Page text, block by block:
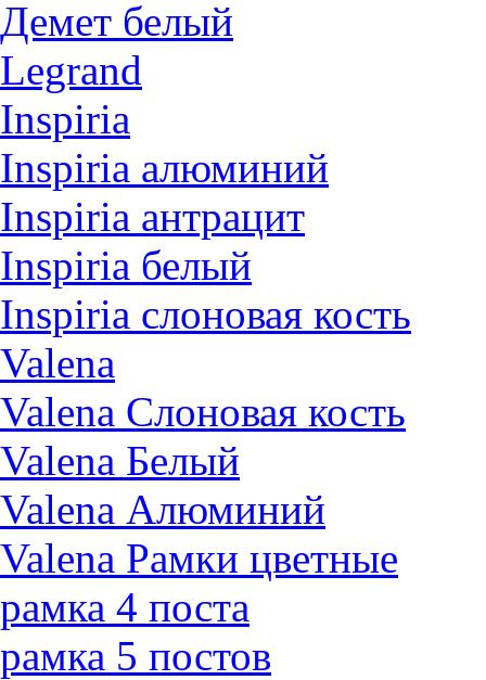
Демет белый
Legrand
Inspiria
Inspiria алюминий
Inspiria антрацит
Inspiria белый
Inspiria слоновая кость
Valena
Valena Слоновая кость
Valena Белый
Valena Алюминий
Valena Рамки цветные
рамка 4 поста
рамка 5 постов